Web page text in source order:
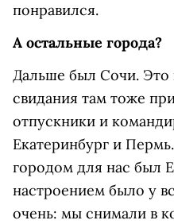
понравился.
А остальные города?
Дальше был Сочи. Это
свидания там тоже
отпускники и
Екатеринбург и
городом для нас был
настроением было у
очень: мы снимали в